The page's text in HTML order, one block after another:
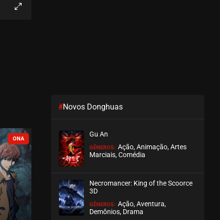
EPISÓDIO 212
ASSISTIDO
EPISÓDIO 210
COMPLETO COMPLETO
#Novos Donghuas
Gu An
GÊNEROS: Ação, Animação, Artes
Marciais, Comédia
Necromancer: King of the Scoorce
3D
GÊNEROS: Ação, Aventura,
Demônios, Drama